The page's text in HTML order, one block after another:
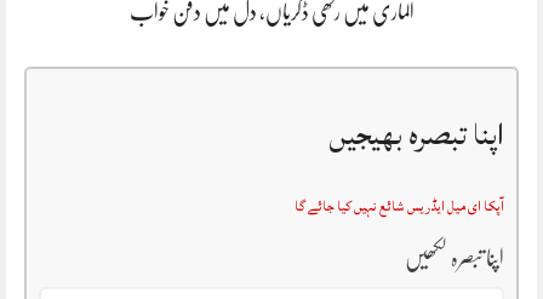
الماری میں رکھی ڈگریاں، دل میں دفن خواب
اپنا تبصرہ بھیجیں
آپکا ای میل ایڈریس شائع نہیں کیا جائے گا
اپنا تبصرہ لکھیں